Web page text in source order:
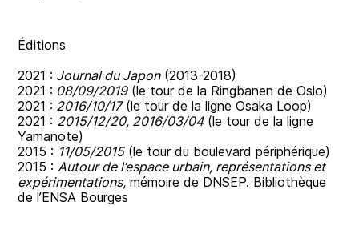
Éditions
2021 : Journal du Japon(2013-2018)
2021 : 08/09/2019(le tour de la Ringbanen de Oslo)
2021 : 2016/10/17(le tour de la ligne Osaka Loop)
2021 : 2015/12/20, 2016/03/04(le tour de la ligne
Yamanote)
2015 : 11/05/2015(le tour du boulevard périphérique)
2015 :Autour de l’espace urbain, représentations et
expérimentations, mémoire de DNSEP. Bibliothèque
de l’ENSA Bourges